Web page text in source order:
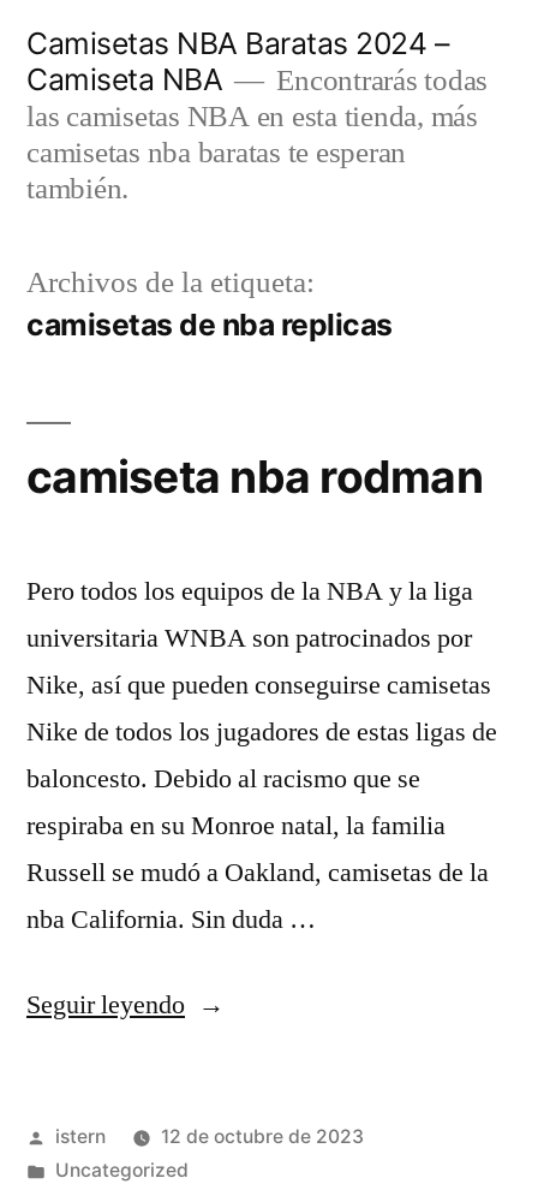
contenido
Camisetas NBA Baratas 2024 –
Camiseta NBA
Encontrarás todas
las camisetas NBA en esta tienda, más
camisetas nba baratas te esperan
también.
Archivos de la etiqueta:
camisetas de nba replicas
camiseta nba rodman
Pero todos los equipos de la NBA y la liga
universitaria WNBA son patrocinados por
Nike, así que pueden conseguirse camisetas
Nike de todos los jugadores de estas ligas de
baloncesto. Debido al racismo que se
respiraba en su Monroe natal, la familia
Russell se mudó a Oakland, camisetas de la
nba California. Sin duda …
Seguir leyendo«camiseta
Publicado
por
istern
12 de octubre de 2023
Publicado
Uncategorized